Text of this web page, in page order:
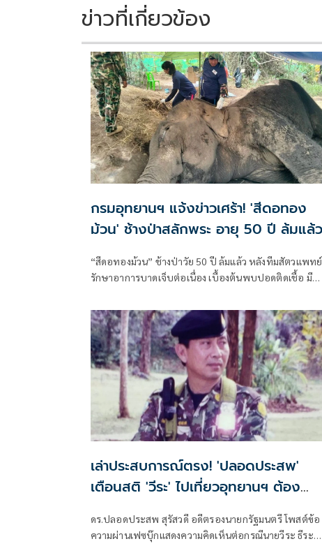
ข่าวที่เกี่ยวข้อง
กรมอุทยานฯ แจ้งข่าวเศร้า! 'สีดอทอง
ม้วน' ช้างป่าสลักพระ อายุ 50 ปี ล้มแล้ว
“สีดอทองม้วน” ช้างป่าวัย 50 ปี ล้มแล้ว หลังทีมสัตวแพทย์
รักษาอาการบาดเจ็บต่อเนื่อง เบื้องต้นพบปอดติดเชื้อ มี
อาหารได้น้อย
เล่าประสบการณ์ตรง! 'ปลอดประสพ'
เตือนสติ 'วีระ' ไปเที่ยวอุทยานฯ ต้อง
ดร.ปลอดประสพ สุรัสวดี อดีตรองนายกรัฐมนตรี โพสต์ข้อ
ความผ่านเฟซบุ๊กแสดงความคิดเห็นต่อกรณีนายวีระ ธีระ